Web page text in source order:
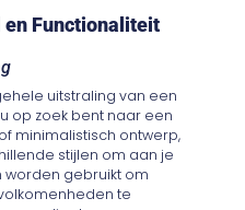
en Functionaliteit
uitstraling van een
op zoek bent naar een
minimalistisch ontwerp,
stijlen om aan je
worden gebruikt om
te